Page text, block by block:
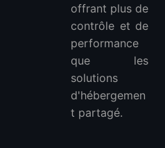
offrant plus de
contrôle et de
performance
que les
solutions
d'hébergemen
t partagé.